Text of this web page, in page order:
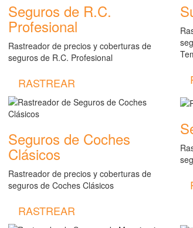
Seguros de R.C.
Profesional
Rastreador de precios y coberturas de
seguros de R.C. Profesional
RASTREAR
Seguros de Coches
Clásicos
Rastreador de precios y coberturas de
seguros de Coches Clásicos
RASTREAR